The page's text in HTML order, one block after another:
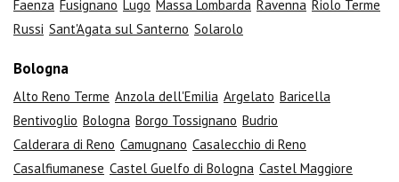
Faenza Fusignano Lugo Massa Lombarda Ravenna Riolo Terme
Russi Sant'Agata sul Santerno Solarolo
Bologna
Alto Reno Terme Anzola dell'Emilia Argelato Baricella
Bentivoglio Bologna Borgo Tossignano Budrio
Calderara di Reno Camugnano Casalecchio di Reno
Casalfiumanese Castel Guelfo di Bologna Castel Maggiore